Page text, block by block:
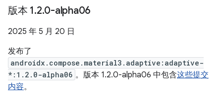
版本 1.2.0-alpha06
2025 年 5 月 20 日
发布了
androidx.compose.material3.adaptive:adaptive-
*:1.2.0-alpha06 。版本 1.2.0-alpha06 中包含这些提交
内容。